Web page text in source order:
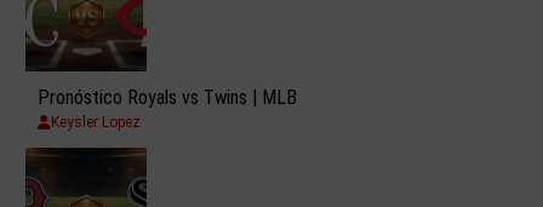
Pronóstico Royals vs Twins | MLB
Keysler Lopez